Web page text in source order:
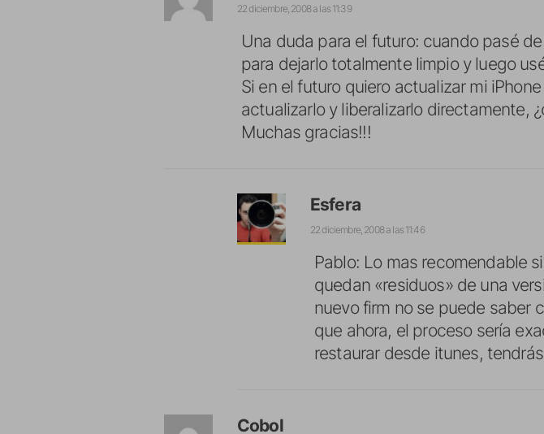
22 diciembre, 2008 a las 11:39
Una duda para el futuro: cuando pasé
para dejarlo totalmente limpio y luego
Si en el futuro quiero actualizar mi
actualizarlo y liberalizarlo directamente,
Muchas gracias!!!
Esfera
22 diciembre, 2008 a las 11:46
Pablo: Lo mas recomendable
quedan «residuos» de una
nuevo firm no se puede saber
que ahora, el proceso sería
restaurar desde itunes,
Cobol